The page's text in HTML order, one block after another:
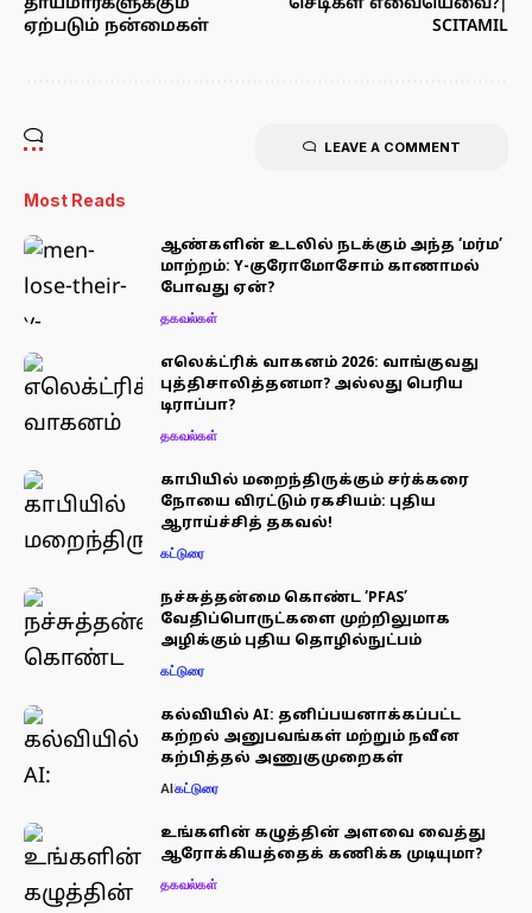
ஏற்படும் நன்மைகள்
SCITAMIL
LEAVE A COMMENT
Most Reads
ஆண்களின் உடலில் நடக்கும் அந்த ‘மர்ம’
மாற்றம்: Y-குரோமோசோம் காணாமல்
போவது ஏன்?
தகவல்கள்
எலெக்ட்ரிக் வாகனம் 2026: வாங்குவது
புத்திசாலித்தனமா? அல்லது பெரிய
டிராப்பா?
தகவல்கள்
காபியில் மறைந்திருக்கும் சர்க்கரை
நோயை விரட்டும் ரகசியம்: புதிய
ஆராய்ச்சித் தகவல்!
கட்டுரை
நச்சுத்தன்மை கொண்ட ‘PFAS’
வேதிப்பொருட்களை முற்றிலுமாக
அழிக்கும் புதிய தொழில்நுட்பம்
கட்டுரை
கல்வியில் AI: தனிப்பயனாக்கப்பட்ட
கற்றல் அனுபவங்கள் மற்றும் நவீன
கற்பித்தல் அணுகுமுறைகள்
AIகட்டுரை
உங்களின் கழுத்தின் அளவை வைத்து
ஆரோக்கியத்தைக் கணிக்க முடியுமா?
தகவல்கள்